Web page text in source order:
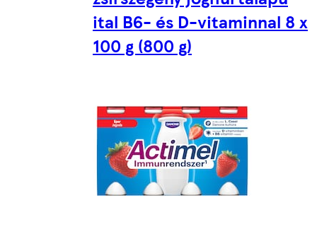
ital B6- és D-vitaminnal 8 x
100 g (800 g)